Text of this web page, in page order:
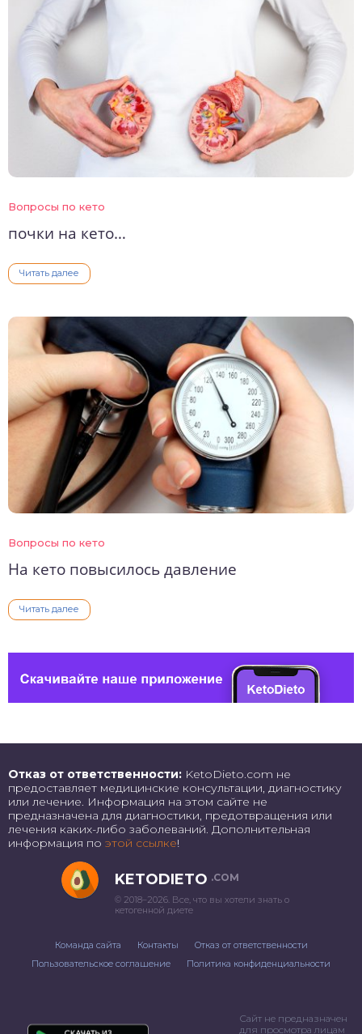
Вопросы по кето
почки на кето…
Читать далее
Вопросы по кето
На кето повысилось давление
Читать далее
Отказ от ответственности: KetoDieto.com не
предоставляет медицинские консультации, диагностику
или лечение. Информация на этом сайте не
предназначена для диагностики, предотвращения или
лечения каких-либо заболеваний. Дополнительная
информация по этой ссылке!
KETODIETO .COM
© 2018–2026. Все, что вы хотели знать о
кетогенной диете
Команда сайта Контакты
Отказ от ответственности
Пользовательское соглашение
Политика конфиденциальности
Сайт не предназначен
для просмотра лицам